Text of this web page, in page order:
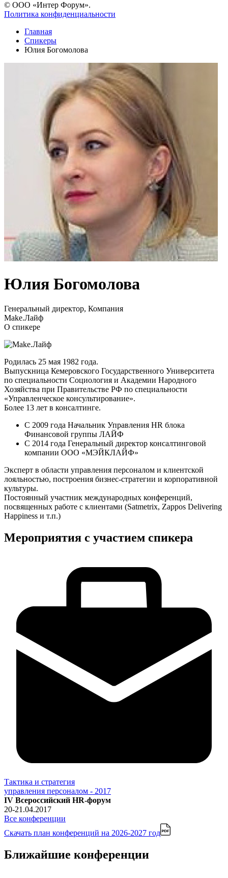
© ООО «Интер Форум».
Политика конфиденциальности
Главная
Спикеры
Юлия Богомолова
Юлия Богомолова
Генеральный директор, Компания
Make.Лайф
О спикере
Родилась 25 мая 1982 года.
Выпускница Кемеровского Государственного Университета
по специальности Социология и Академии Народного
Хозяйства при Правительстве РФ по специальности
«Управленческое консультирование».
Более 13 лет в консалтинге.
С 2009 года Начальник Управления HR блока
Финансовой группы ЛАЙФ
С 2014 года Генеральный директор консалтинговой
компании ООО «МЭЙКЛАЙФ»
Эксперт в области управления персоналом и клиентской
лояльностью, построения бизнес-стратегии и корпоративной
культуры.
Постоянный участник международных конференций,
посвященных работе с клиентами (Satmetrix, Zappos Delivering
Happiness и т.п.)
Мероприятия с участием спикера
Тактика и стратегия
управления персоналом - 2017
IV Всероссийский HR-форум
20-21.04.2017
Все конференции
Скачать план конференций на 2026-2027 год
Ближайшие конференции